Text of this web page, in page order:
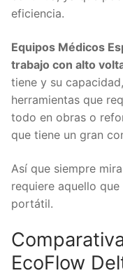
eficiencia.
Equipos Médicos
trabajo con alto
tiene y su
herramientas que
todo en obras o
que tiene un gran
Así que siempre
requiere aquello
portátil.
EcoFlow